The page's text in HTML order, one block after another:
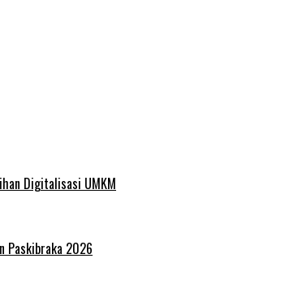
Digitalisasi UMKM
Paskibraka 2026